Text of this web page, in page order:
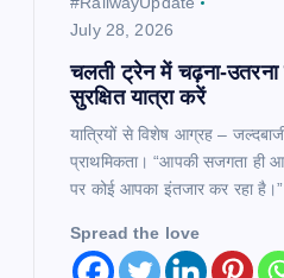
July 28, 2026
चलती ट्रेन में चढ़ना-
सुरक्षित यात्रा करें
यात्रियों से विशेष आग्रह –
प्राथमिकता। “आपकी सजगता ही
पर कोई आपका इंतजार कर रहा
Spread the love